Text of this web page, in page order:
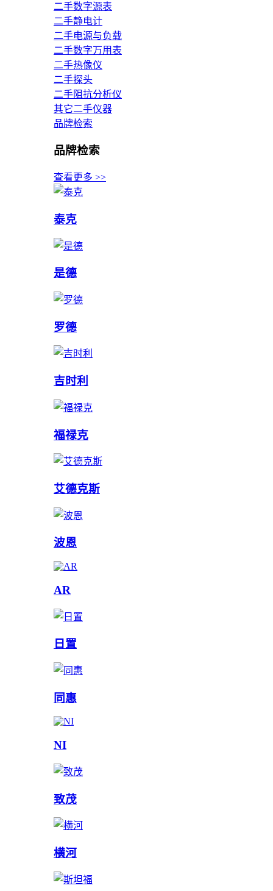
二手数字源表
二手静电计
二手电源与负载
二手数字万用表
二手热像仪
二手探头
二手阻抗分析仪
其它二手仪器
品牌检索
品牌检索
查看更多 >>
泰克
是德
罗德
吉时利
福禄克
艾德克斯
波恩
AR
日置
同惠
NI
致茂
横河